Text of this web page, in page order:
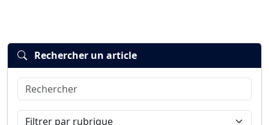
Connexion
Rechercher un article
Rechercher
Filtrer par rubrique